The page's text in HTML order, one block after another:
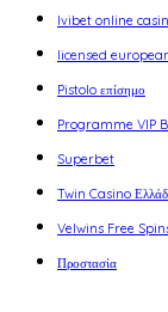
Ivibet online
licensed
Pistolo επίσημο
Programme VIP
Superbet
Twin Casino
Velwins Free
Προστασία